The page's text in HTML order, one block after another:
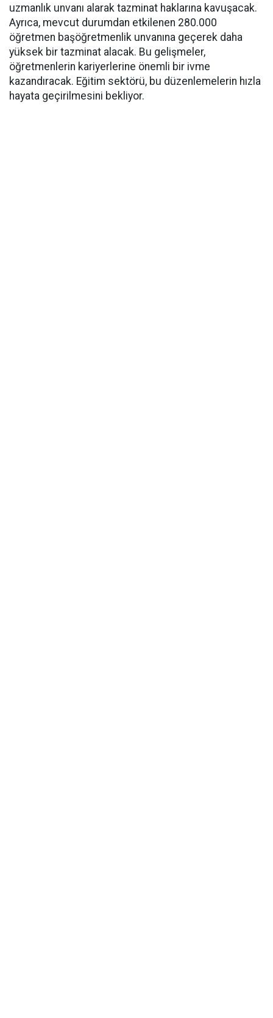
uzmanlık unvanı alarak tazminat haklarına kavuşacak.
Ayrıca, mevcut durumdan etkilenen 280.000
öğretmen başöğretmenlik unvanına geçerek daha
yüksek bir tazminat alacak. Bu gelişmeler,
öğretmenlerin kariyerlerine önemli bir ivme
kazandıracak. Eğitim sektörü, bu düzenlemelerin hızla
hayata geçirilmesini bekliyor.